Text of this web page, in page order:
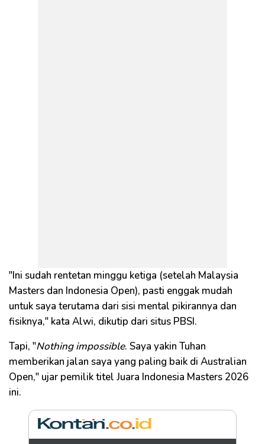
"Ini sudah rentetan minggu ketiga (setelah Malaysia
Masters dan Indonesia Open), pasti enggak mudah
untuk saya terutama dari sisi mental pikirannya dan
fisiknya," kata Alwi, dikutip dari situs PBSI.
Tapi, "Nothing impossible. Saya yakin Tuhan
memberikan jalan saya yang paling baik di Australian
Open," ujar pemilik titel Juara Indonesia Masters 2026
ini.